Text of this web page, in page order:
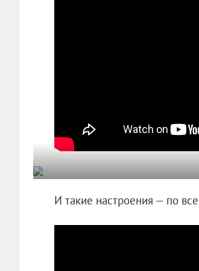
И такие настроения — по